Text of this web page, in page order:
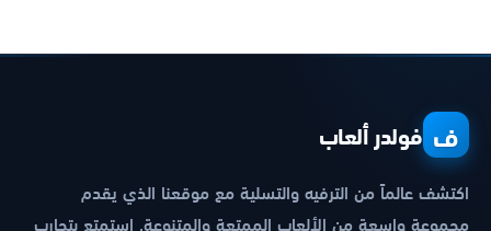
ف فولدر ألعاب
اكتشف عالماً من الترفيه والتسلية مع موقعنا الذي يقدم
مجموعة واسعة من الألعاب الممتعة والمتنوعة. استمتع بتجارب